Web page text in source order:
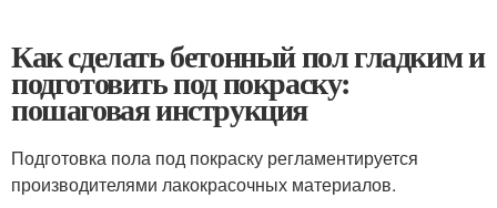
Как сделать бетонный пол гладким и
подготовить под покраску:
пошаговая инструкция
Подготовка пола под покраску регламентируется
производителями лакокрасочных материалов.